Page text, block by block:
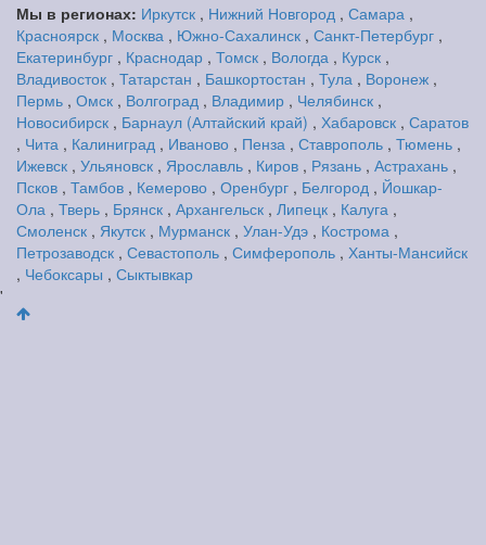
Мы в регионах: Иркутск , Нижний Новгород , Самара ,
Красноярск , Москва , Южно-Сахалинск , Санкт-Петербург ,
Екатеринбург , Краснодар , Томск , Вологда , Курск ,
Владивосток , Татарстан , Башкортостан , Тула , Воронеж ,
Пермь , Омск , Волгоград , Владимир , Челябинск ,
Новосибирск , Барнаул (Алтайский край) , Хабаровск , Саратов
, Чита , Калиниград , Иваново , Пенза , Ставрополь , Тюмень ,
Ижевск , Ульяновск , Ярославль , Киров , Рязань , Астрахань ,
Псков , Тамбов , Кемерово , Оренбург , Белгород , Йошкар-
Ола , Тверь , Брянск , Архангельск , Липецк , Калуга ,
Смоленск , Якутск , Мурманск , Улан-Удэ , Кострома ,
Петрозаводск , Севастополь , Симферополь , Ханты-Мансийск
, Чебоксары , Сыктывкар
'